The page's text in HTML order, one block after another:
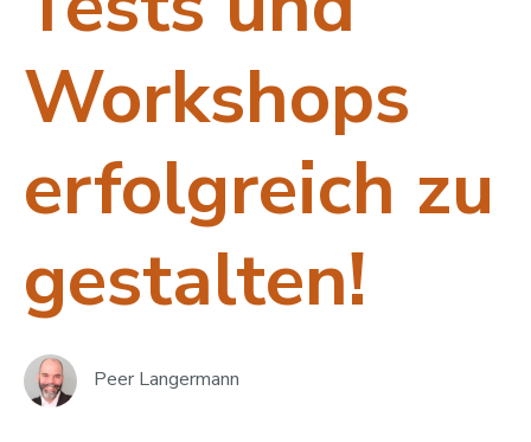
Workshops
erfolgreich zu
gestalten!
Peer Langermann